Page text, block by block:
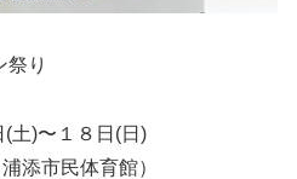
祭り
(土)〜１８日(日)
添市民体育館）